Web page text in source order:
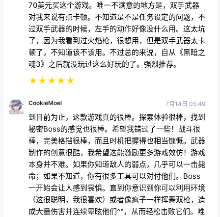
70美元买这个游戏。唯一不满意的地方是，双手武器
对我来说有点卡顿。不知道是不是任务设定的问题，不
过双手武器的时候，左手的动作好像没什么用。这太坑
了，因为我看到过火焰枪，很想用，但是双手武器太卡
顿了，不知道该不该用。不过总的来说，自从《黑暗之
魂3》之后就没玩过这么好玩的了。强烈推荐。
★★★★★
CookieMoel 7月14日 05:49
到目前为止，这款游戏真的很棒。探索体验很棒，找到
秘密Boss的感觉也很棒。希望我错过了一些！战斗很
棒，完美格挡很棒，而且时机把握得也相当慷慨。武器
制作的创意很酷，我希望这能激励更多游戏效仿！游戏
本身并不难。如果你知道敌人的弱点，几乎可以一击毙
命；如果不知道，你有很多工具可以对付他们。Boss
一开始会让人感到畏惧。直到你意识到你可以利用环境
（这很聪明，我很喜欢）或者像疯子一样挥舞双枪，造
成大量伤害并连续晕眩他们^^，从而轻松击败它们。唯